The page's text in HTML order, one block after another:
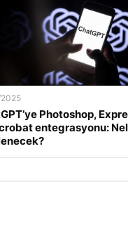
Photoshop,
entegrasyonu: